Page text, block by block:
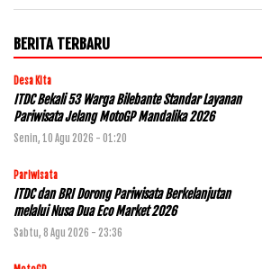
BERITA TERBARU
Desa Kita
ITDC Bekali 53 Warga Bilebante Standar Layanan
Pariwisata Jelang MotoGP Mandalika 2026
Senin, 10 Agu 2026 - 01:20
Pariwisata
ITDC dan BRI Dorong Pariwisata Berkelanjutan
melalui Nusa Dua Eco Market 2026
Sabtu, 8 Agu 2026 - 23:36